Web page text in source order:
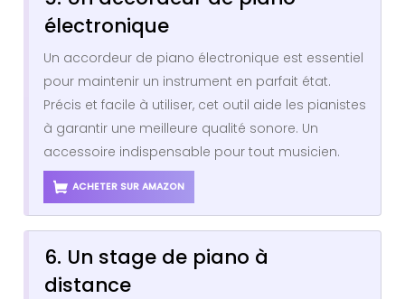
électronique
Un accordeur de piano électronique est essentiel
pour maintenir un instrument en parfait état.
Précis et facile à utiliser, cet outil aide les pianistes
à garantir une meilleure qualité sonore. Un
accessoire indispensable pour tout musicien.
ACHETER SUR AMAZON
6. Un stage de piano à
distance